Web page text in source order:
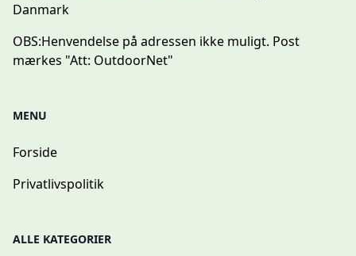
Danmark
OBS:Henvendelse på adressen ikke muligt. Post
mærkes "Att: OutdoorNet"
MENU
Forside
Privatlivspolitik
ALLE KATEGORIER